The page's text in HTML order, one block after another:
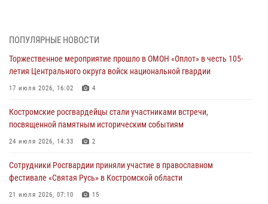
06 августа 2026, 07:50
В Костромской области продолжается проведение акции «Каникулы
с Росгвардией»
05 августа 2026, 12:04
В Росгвардии по Костромской области проходят мероприятия,
посвященные 108-й годовщине со дня рождения генерала армии
Ивана Кирилловича Яковлева
Состоялась рабочая встреча директора Росгвардии Героя России
генерала армии Виктора Золотова с заместителем полномочного
ПОПУЛЯРНЫЕ НОВОСТИ
Торжественное мероприятие прошло в ОМОН «Оплот» в честь 105-
летия Центрального округа войск национальной гвардии
17 июля 2026, 16:02 4
Костромские росгвардейцы стали участниками встречи,
посвященной памятным историческим событиям
24 июля 2026, 14:33 2
Сотрудники Росгвардии приняли участие в православном
фестивале «Святая Русь» в Костромской области
21 июля 2026, 07:10 15